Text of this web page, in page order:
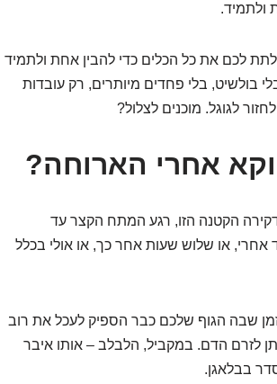
ולתמיד.
לכם את כל הכלים כדי להבין אחת ולתמיד
בולשיט, בלי פחדים מיותרים, רק עובדות
לגוגל. מוכנים לצלול?
אחרי הארוחה?
הקטנה הזו, רגע המתח הקצר עד
או שלוש שעות אחר כך, או אולי בכלל
שבה הגוף שלכם כבר הספיק לעכל את רוב
לזרם הדם. במקביל, הלבלב – אותו איבר
בבלאגן.